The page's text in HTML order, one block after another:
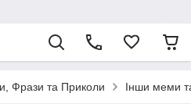
Фрази та Приколи Інши меми